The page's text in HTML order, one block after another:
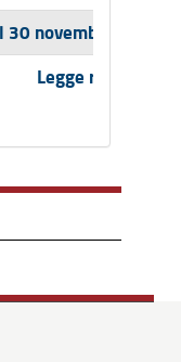
30 novembre 2015
Legge regionale